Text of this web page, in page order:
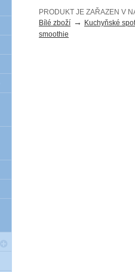
PRODUKT JE ZAŘAZEN V
Bílé zboží → Kuchyňské
smoothie